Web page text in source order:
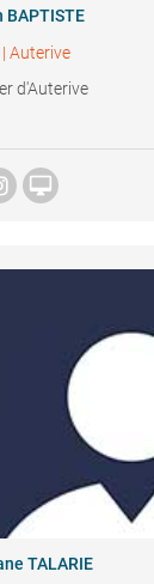
BAPTISTE
| Auterive
d'Auterive

TALARIE